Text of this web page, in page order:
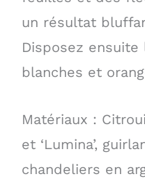
un résultat
Disposez
blanches et
Matériaux :
et ‘Lumina’,
chandeliers en